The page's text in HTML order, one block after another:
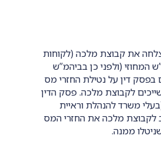
את קבוצת מלכה (לקוחות
המחוזי (ולפני כן בביהמ”ש
בפסק דין על נטילת החזרי מס
לקבוצת מלכה. פסק הדין
משרד להנהלת וראיית
לקבוצת מלכה את החזרי המס
ממנה.